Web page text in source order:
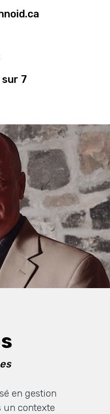
7
en gestion
un contexte